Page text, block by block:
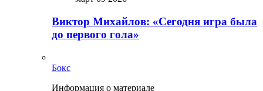
Виктор Михайлов: «Сегодня игра была
до первого гола»
Бокс
Информация о материале